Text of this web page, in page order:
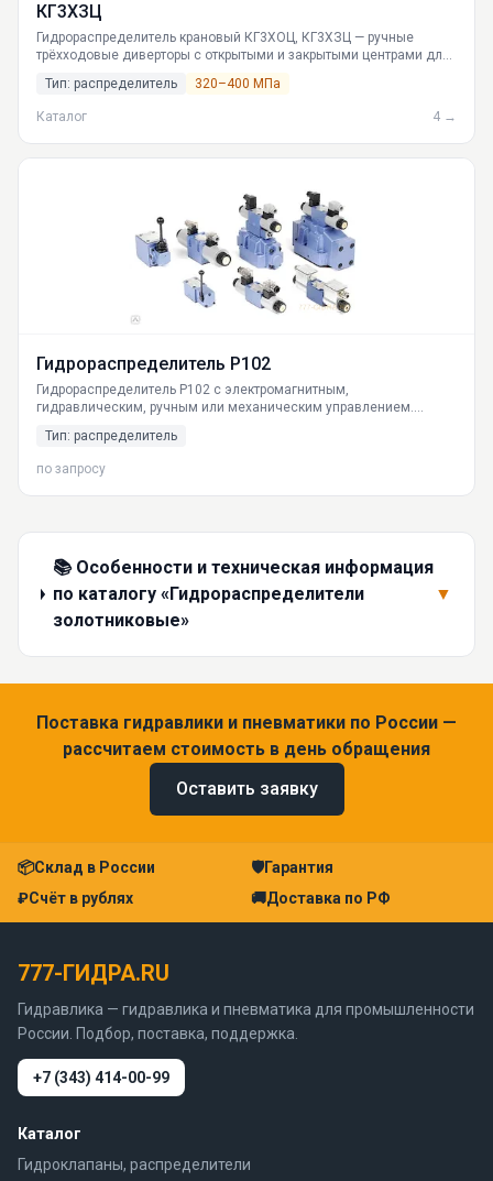
КГ3ХЗЦ
Гидрораспределитель крановый КГ3ХОЦ, КГ3ХЗЦ — ручные
трёхходовые диверторы с открытыми и закрытыми центрами для
способность до 180 л/мин. Температура работы от –40°C.
Доставка по РФ со склада в Екатеринбурге.
Тип: распределитель 320–400 МПа
Каталог 4 →
Гидрораспределитель Р102
Гидрораспределитель Р102 с электромагнитным,
гидравлическим, ручным или механическим управлением.
клапана. Доставка из Екатеринбурга по России. Официальный
Тип: распределитель
по запросу
📚 Особенности и техническая информация
по каталогу «Гидрораспределители
золотниковые»
▼
Поставка гидравлики и пневматики по России —
рассчитаем стоимость в день обращения
Оставить заявку
📦Склад в России 🛡Гарантия
₽Счёт в рублях 🚚Доставка по РФ
777-ГИДРА.RU
Гидравлика — гидравлика и пневматика для промышленности
России. Подбор, поставка, поддержка.
+7 (343) 414-00-99
Каталог
Гидроклапаны, распределители